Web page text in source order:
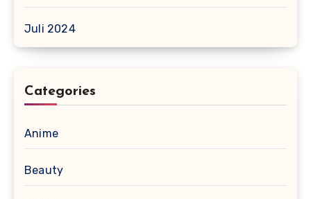
Juli 2024
Categories
Anime
Beauty